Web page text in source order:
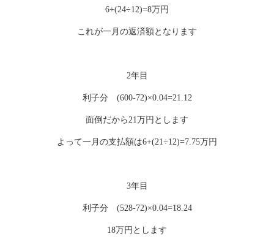
6+(24÷12)=8万円
これが一月の返済額となります
2年目
利子分 (600-72)×0.04=21.12
面倒だから21万円とします
よって一月の支払額は6+(21÷12)=7.75万円
3年目
利子分 (528-72)×0.04=18.24
18万円とします